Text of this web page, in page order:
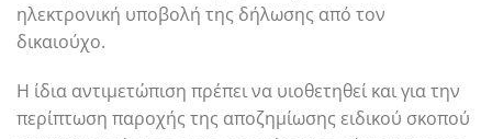
ηλεκτρονική υποβολή της δήλωσης από τον
δικαιούχο.
Η ίδια αντιμετώπιση πρέπει να υιοθετηθεί και για την
περίπτωση παροχής της αποζημίωσης ειδικού σκοπού